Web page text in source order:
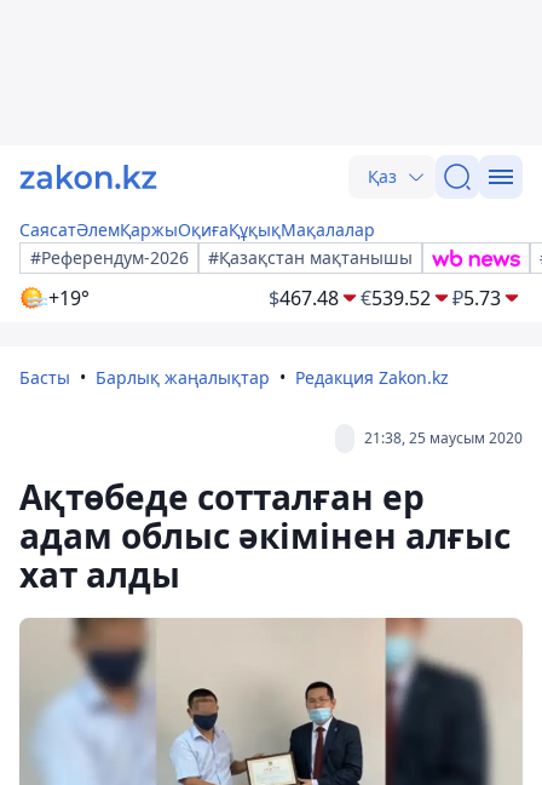
Қаз
СаясатӘлемҚаржыОқиғаҚұқықМақалалар
#Референдум-2026
#Қазақстан мақтанышы
+19° $467.48 €539.52 ₽5.73
Басты Барлық жаңалықтар Редакция Zakon.kz
21:38, 25 маусым 2020
Ақтөбеде сотталған ер
адам облыс әкімінен алғыс
хат алды